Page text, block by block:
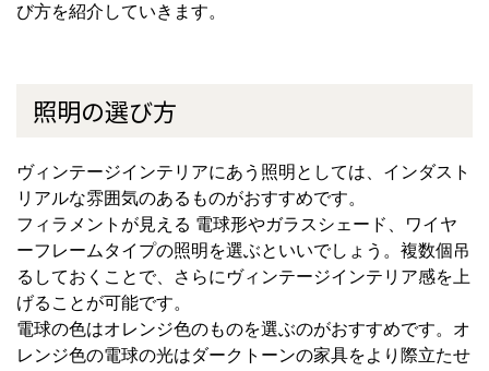
び方を紹介していきます。
照明の選び方
ヴィンテージインテリアにあう照明としては、インダスト
リアルな雰囲気のあるものがおすすめです。
フィラメントが見える 電球形やガラスシェード、ワイヤ
ーフレームタイプの照明を選ぶといいでしょう。複数個吊
るしておくことで、さらにヴィンテージインテリア感を上
げることが可能です。
電球の色はオレンジ色のものを選ぶのがおすすめです。オ
レンジ色の電球の光はダークトーンの家具をより際立たせ